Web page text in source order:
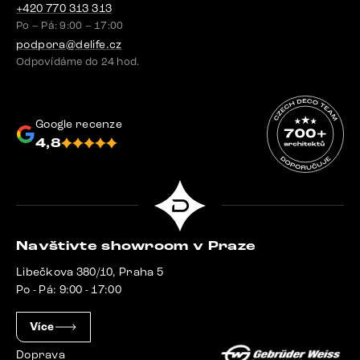
+420 770 313 313
Po – Pá: 9:00 – 17:00
podpora@delife.cz
Odpovídáme do 24 hod.
Google recenze
4,8
Navštivte showroom v Praze
Libečkova 380/10, Praha 5
Po - Pá: 9:00 - 17:00
Více
Doprava